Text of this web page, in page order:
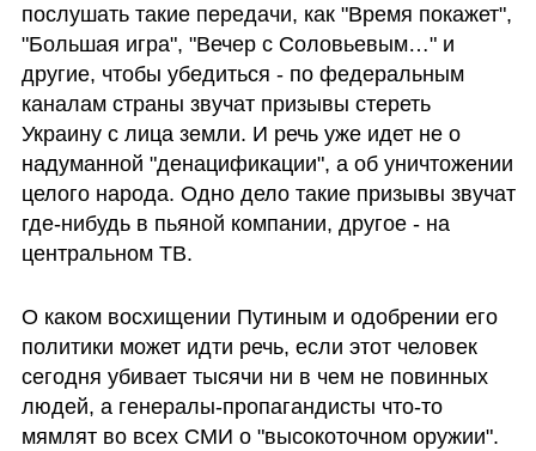
послушать такие передачи, как "Время покажет",
"Большая игра", "Вечер с Соловьевым…" и
другие, чтобы убедиться - по федеральным
каналам страны звучат призывы стереть
Украину с лица земли. И речь уже идет не о
надуманной "денацификации", а об уничтожении
целого народа. Одно дело такие призывы звучат
где-нибудь в пьяной компании, другое - на
центральном ТВ.
О каком восхищении Путиным и одобрении его
политики может идти речь, если этот человек
сегодня убивает тысячи ни в чем не повинных
людей, а генералы-пропагандисты что-то
мямлят во всех СМИ о "высокоточном оружии".